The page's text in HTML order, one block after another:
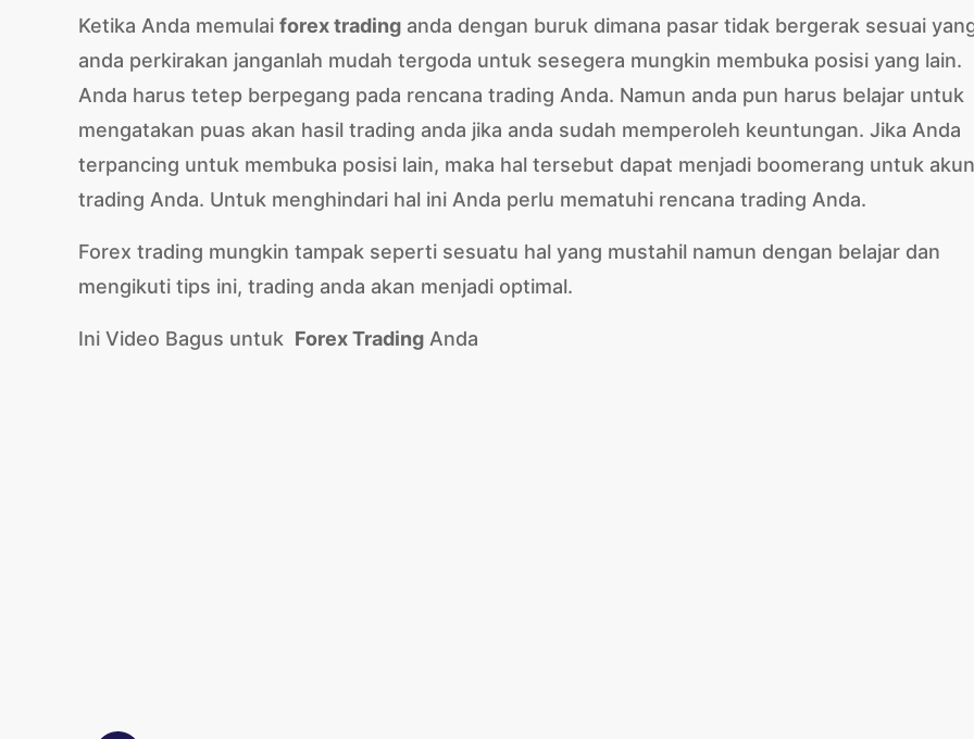
Ketika Anda memulai forex trading anda dengan buruk dimana pasar tidak bergerak sesuai
anda perkirakan janganlah mudah tergoda untuk sesegera mungkin membuka posisi yang lain.
Anda harus tetep berpegang pada rencana trading Anda. Namun anda pun harus belajar untuk
mengatakan puas akan hasil trading anda jika anda sudah memperoleh keuntungan. Jika Anda
terpancing untuk membuka posisi lain, maka hal tersebut dapat menjadi boomerang untuk akun
trading Anda. Untuk menghindari hal ini Anda perlu mematuhi rencana trading Anda.
Forex trading mungkin tampak seperti sesuatu hal yang mustahil namun dengan belajar dan
mengikuti tips ini, trading anda akan menjadi optimal.
Ini Video Bagus untuk Forex Trading Anda